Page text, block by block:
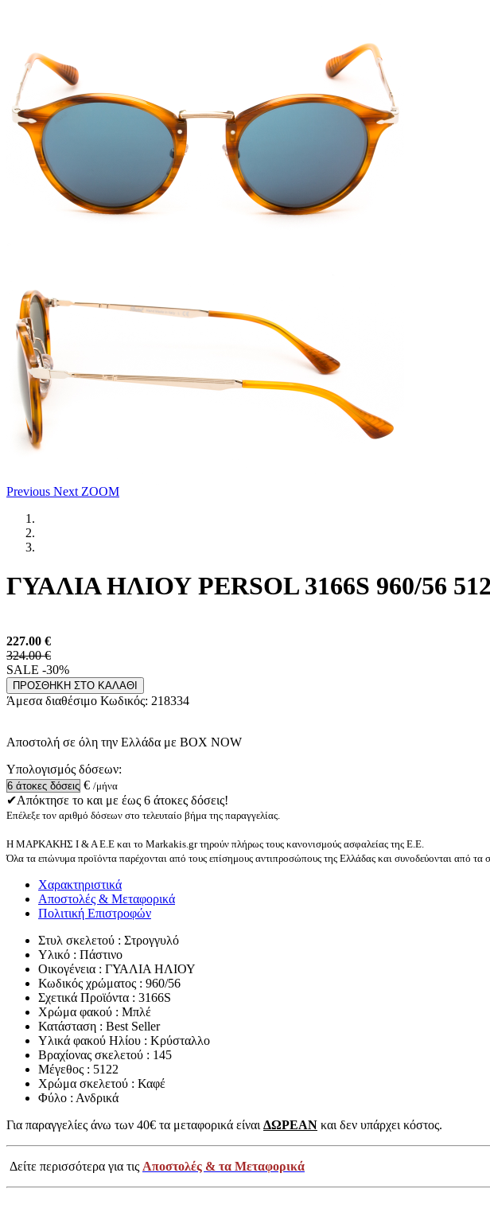
Previous Next ZOOM
ΓΥΑΛΙΑ ΗΛΙΟΥ PERSOL 3166S 960/56
227.00 €
324.00 €
SALE -30%
ΠΡΟΣΘΗΚΗ ΣΤΟ ΚΑΛΑΘΙ
Άμεσα διαθέσιμο Κωδικός: 218334
Αποστολή σε όλη την Ελλάδα με BOX NOW
Υπολογισμός δόσεων:
€ /μήνα
✔Απόκτησε το και με έως 6 άτοκες δόσεις!
Επέλεξε τον αριθμό δόσεων στο τελευταίο βήμα της παραγγελίας.
Η ΜΑΡΚΑΚΗΣ Ι & Α Ε.Ε και το Markakis.gr τηρούν πλήρως τους κανονισμούς ασφαλείας της Ε.Ε.
Όλα τα επώνυμα προϊόντα παρέχονται από τους επίσημους αντιπροσώπους της Ελλάδας και συνοδεύονται από τα
Χαρακτηριστικά
Αποστολές & Μεταφορικά
Πολιτική Επιστροφών
Στυλ σκελετού : Στρογγυλό
Υλικό : Πάστινο
Οικογένεια : ΓΥΑΛΙΑ ΗΛΙΟΥ
Κωδικός χρώματος : 960/56
Σχετικά Προϊόντα : 3166S
Χρώμα φακού : Μπλέ
Κατάσταση : Best Seller
Υλικά φακού Ηλίου : Κρύσταλλο
Βραχίονας σκελετού : 145
Μέγεθος : 5122
Χρώμα σκελετού : Καφέ
Φύλο : Ανδρικά
Για παραγγελίες άνω των 40€ τα μεταφορικά είναι ΔΩΡΕΑΝ και δεν υπάρχει κόστος.
Δείτε περισσότερα για τις Αποστολές & τα Μεταφορικά